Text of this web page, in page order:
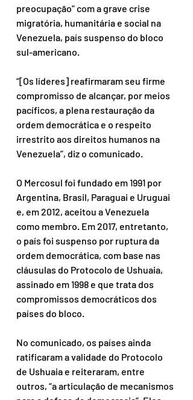
preocupação” com a grave crise
migratória, humanitária e social na
Venezuela, país suspenso do bloco
sul-americano.
“[Os líderes] reafirmaram seu firme
compromisso de alcançar, por meios
pacíficos, a plena restauração da
ordem democrática e o respeito
irrestrito aos direitos humanos na
Venezuela”, diz o comunicado.
O Mercosul foi fundado em 1991 por
Argentina, Brasil, Paraguai e Uruguai
e, em 2012, aceitou a Venezuela
como membro. Em 2017, entretanto,
o país foi suspenso por ruptura da
ordem democrática, com base nas
cláusulas do Protocolo de Ushuaia,
assinado em 1998 e que trata dos
compromissos democráticos dos
países do bloco.
No comunicado, os países ainda
ratificaram a validade do Protocolo
de Ushuaia e reiteraram, entre
outros, “a articulação de mecanismos